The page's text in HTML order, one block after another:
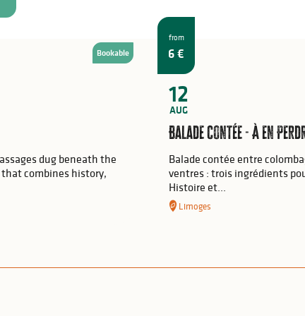
dug beneath the
combines history,
Bookable
from
6€
12
AUG
Balade contée - À en
Balade contée entre
ventres : trois ingrédients
Histoire et...
Limoges